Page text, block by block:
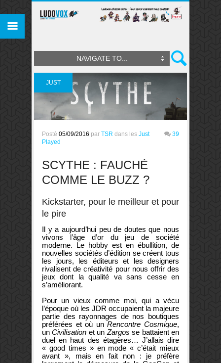
NAVIGATE TO...
JUST
PLAYED
Posté 05/09/2016 par TSR dans les Just
Played
39
SCYTHE : FAUCHÉ
COMME LE BUZZ ?
Kickstarter, pour le meilleur et pour
le pire
Il y a aujourd’hui peu de doutes que nous
vivons l’âge d’or du jeu de société
moderne. Le hobby est en ébullition, de
nouvelles sociétés d’édition se créent tous
les jours, les éditeurs et les designers
rivalisent de créativité pour nous offrir des
jeux dont la qualité va sans cesse en
s’améliorant.
Pour un vieux comme moi, qui a vécu
l’époque où les JDR occupaient la majeure
partie des rayonnages de nos boutiques
préférées et où unRencontre Cosmique,
unCivilisation et un Zargos se battaient en
duel en haut des étagères… J’allais dire
« good times » en mode « c’était mieux
avant », mais en fait non : je préfère